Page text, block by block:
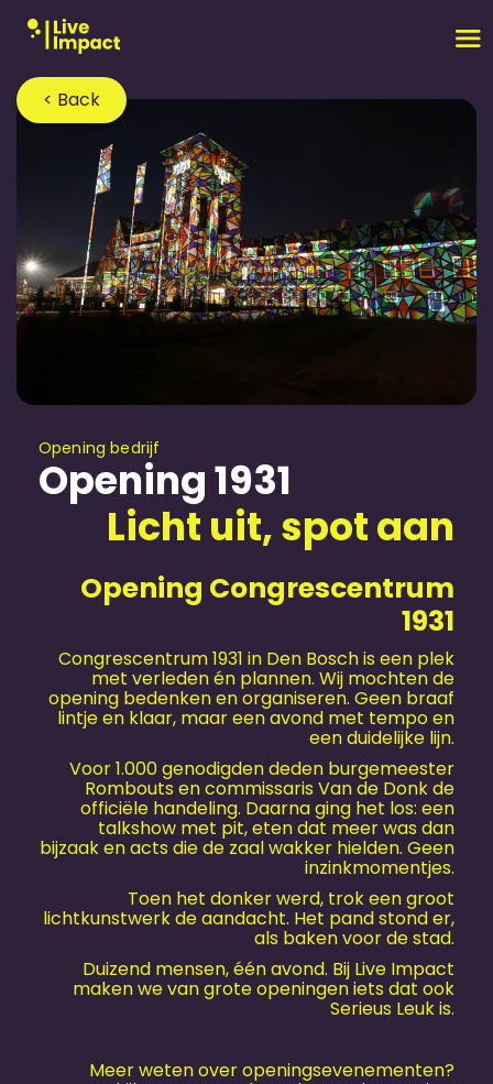
< Back
Opening bedrijf
Opening 1931
Licht uit, spot aan
Opening Congrescentrum
1931
Congrescentrum 1931 in Den Bosch is een plek
met verleden én plannen. Wij mochten de
opening bedenken en organiseren. Geen braaf
lintje en klaar, maar een avond met tempo en
een duidelijke lijn.
Voor 1.000 genodigden deden burgemeester
Rombouts en commissaris Van de Donk de
officiële handeling. Daarna ging het los: een
talkshow met pit, eten dat meer was dan
bijzaak en acts die de zaal wakker hielden. Geen
inzinkmomentjes.
Toen het donker werd, trok een groot
lichtkunstwerk de aandacht. Het pand stond er,
als baken voor de stad.
Duizend mensen, één avond. Bij Live Impact
maken we van grote openingen iets dat ook
Serieus Leuk is.
Meer weten over openingsevenementen?